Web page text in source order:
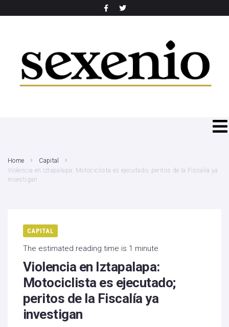
Home
Capital
Violencia en Iztapalapa: Motociclista es ejecutado; peritos de la Fiscalía ya
investigan
CAPITAL
The estimated reading time is 1 minute
Violencia en Iztapalapa:
Motociclista es ejecutado;
peritos de la Fiscalía ya
investigan
SEARCH THIS WEBSITE